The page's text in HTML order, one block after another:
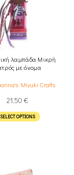
λαμπάδα Μικρή
με όνομα
Miyuki Crafts
21,50 €
SELECT OPTIONS